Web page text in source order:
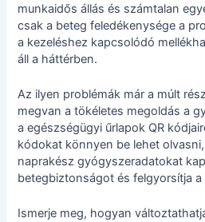
munkaidős állás és számtalan
csak a beteg feledékenysége a
a kezeléshez kapcsolódó
áll a háttérben.
Az ilyen problémák már a múlt
megvan a tökéletes megoldás a
a egészségügyi űrlapok QR
kódokat könnyen be lehet
naprakész gyógyszeradatokat
betegbiztonságot és felgyorsítja a
Ismerje meg, hogyan